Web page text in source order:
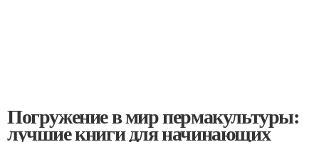
Погружение в мир пермакультуры:
лучшие книги для начинающих